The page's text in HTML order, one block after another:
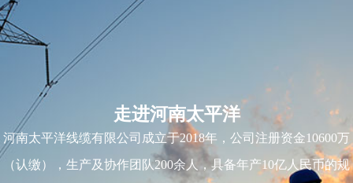
走进河南太平洋
河南太平洋线缆有限公司成立于2018年，公司注册资金10600万
（认缴），生产及协作团队200余人，具备年产10亿人民币的规